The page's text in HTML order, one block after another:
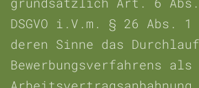
DSGVO i.V.m. § 26 Abs. 1
deren Sinne das
Bewerbungsverfahrens als